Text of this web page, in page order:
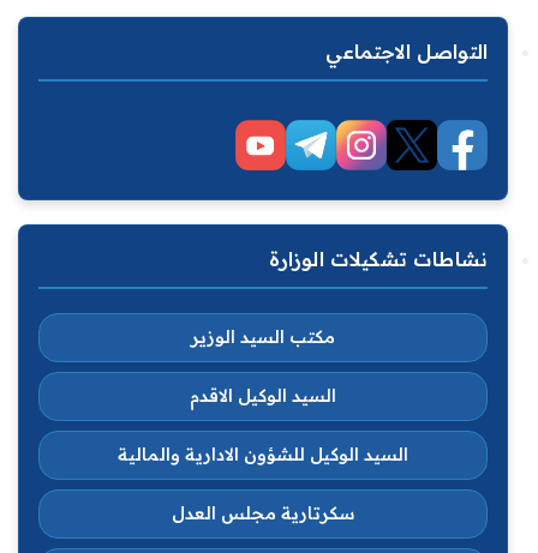
التواصل الاجتماعي
نشاطات تشكيلات الوزارة
مكتب السيد الوزير
السيد الوكيل الاقدم
السيد الوكيل للشؤون الادارية والمالية
سكرتارية مجلس العدل